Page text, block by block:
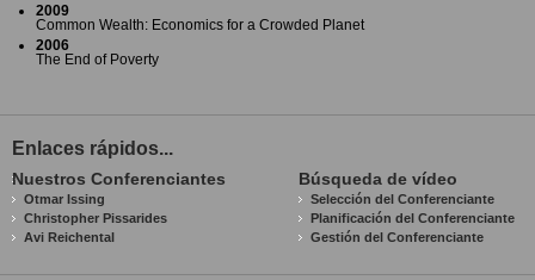
2009
Common Wealth: Economics for a Crowded Planet
2006
The End of Poverty
Enlaces rápidos...
Nuestros Conferenciantes
Otmar Issing
Christopher Pissarides
Avi Reichental
Búsqueda de vídeo
Selección del Conferenciante
Planificación del Conferenciante
Gestión del Conferenciante